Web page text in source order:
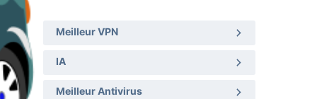
Meilleur VPN
IA
Meilleur Antivirus